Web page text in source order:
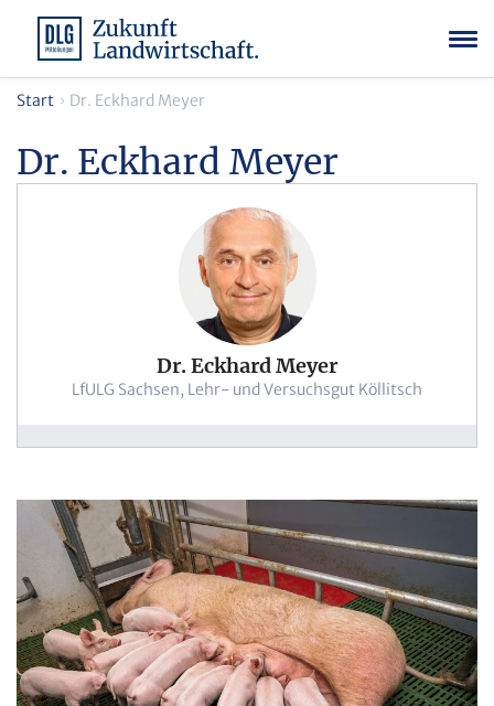
Start Dr. Eckhard Meyer
Dr. Eckhard Meyer
Dr. Eckhard Meyer
LfULG Sachsen, Lehr- und Versuchsgut Köllitsch